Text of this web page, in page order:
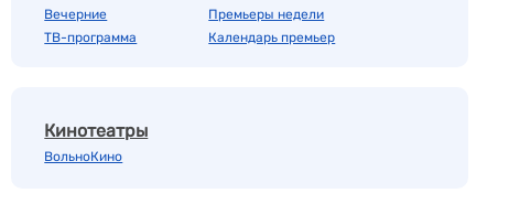
Вечерние
ТВ-программа
Премьеры недели
Календарь премьер
Кинотеатры
ВольноКино